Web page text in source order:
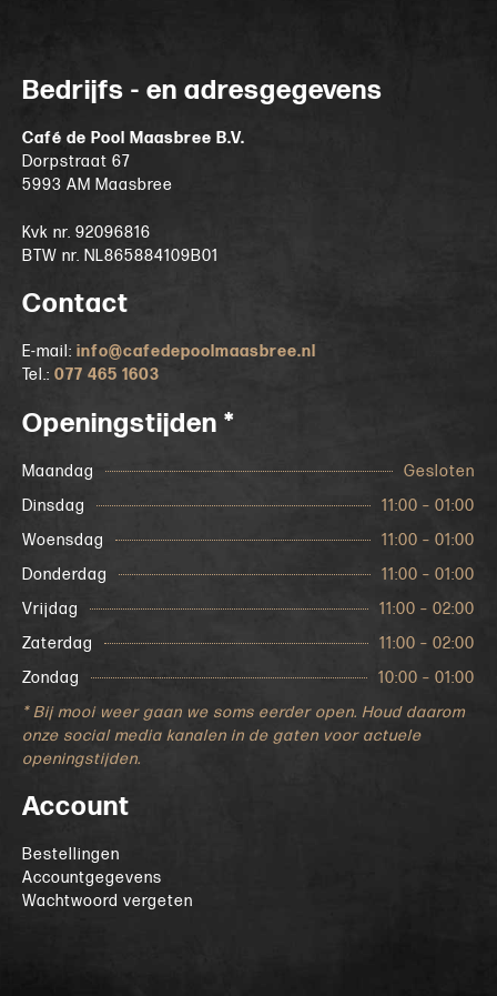
Bedrijfs - en adresgegevens
Café de Pool Maasbree B.V.
Dorpstraat 67
5993 AM Maasbree
Kvk nr. 92096816
BTW nr. NL865884109B01
Contact
E-mail: info@cafedepoolmaasbree.nl
Tel.: 077 465 1603
Openingstijden *
Maandag
Gesloten
Dinsdag
11:00 – 01:00
Woensdag
11:00 – 01:00
Donderdag
11:00 – 01:00
Vrijdag
11:00 – 02:00
Zaterdag
11:00 – 02:00
Zondag
10:00 – 01:00
* Bij mooi weer gaan we soms eerder open. Houd daarom
onze social media kanalen in de gaten voor actuele
openingstijden.
Account
Bestellingen
Accountgegevens
Wachtwoord vergeten